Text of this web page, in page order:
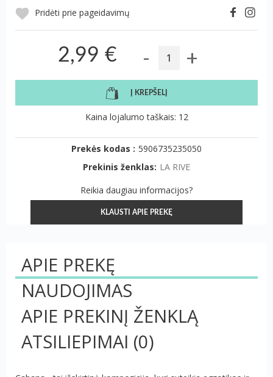
Pridėti prie pageidavimų
2,99 € - +
Į KREPŠELĮ
Kaina lojalumo taškais: 12
Prekės kodas : 5906735235050
Prekinis ženklas: LA RIVE
Reikia daugiau informacijos?
KLAUSTI APIE PREKĘ
APIE PREKĘ
NAUDOJIMAS
APIE PREKINĮ ŽENKLĄ
ATSILIEPIMAI (0)